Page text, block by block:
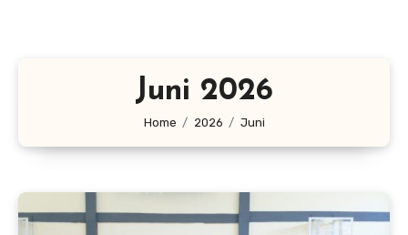
Juni 2026
Home 2026 Juni